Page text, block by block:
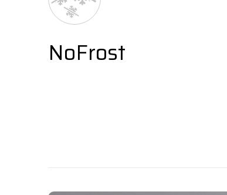
NoFrost